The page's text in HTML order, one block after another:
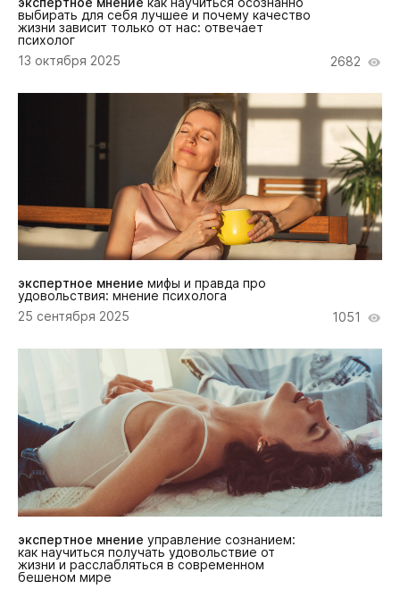
выбирать для себя лучшее и почему качество
жизни зависит только от нас: отвечает
психолог
13 октября 2025
2682
экспертное мнение мифы и правда про
удовольствия: мнение психолога
25 сентября 2025
1051
экспертное мнение управление сознанием:
как научиться получать удовольствие от
жизни и расслабляться в современном
бешеном мире